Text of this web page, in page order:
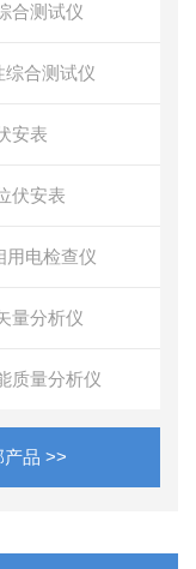
合测试仪
综合测试仪
安表
伏安表
用电检查仪
量分析仪
质量分析仪
品 >>